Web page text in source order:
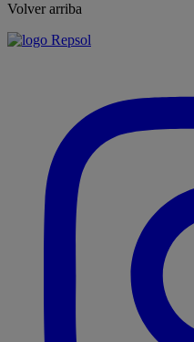
Volver arriba